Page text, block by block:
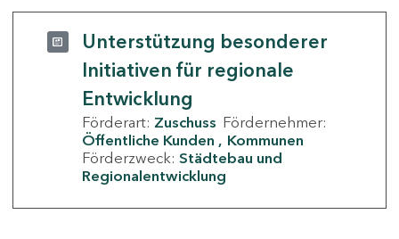
Unterstützung besonderer
Initiativen für regionale
Entwicklung
Förderart: Zuschuss Fördernehmer:
Öffentliche Kunden
Kommunen
Förderzweck: Städtebau und
Regionalentwicklung